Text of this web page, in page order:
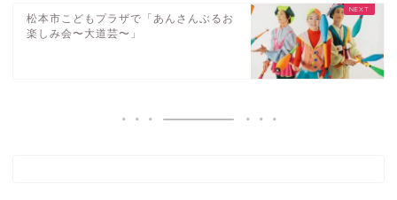
松本市こどもプラザで「あんさんぶるお
楽しみ会〜大道芸〜」